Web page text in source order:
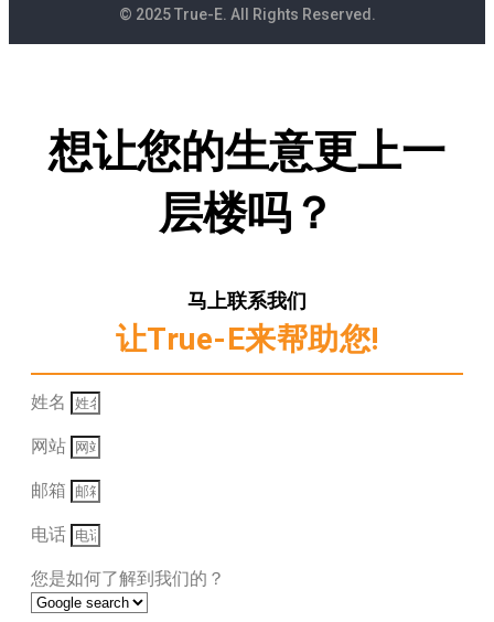
© 2025 True-E. All Rights Reserved.
想让您的生意更上一
层楼吗？
马上联系我们
让True-E来帮助您!
姓名
网站
邮箱
电话
您是如何了解到我们的？